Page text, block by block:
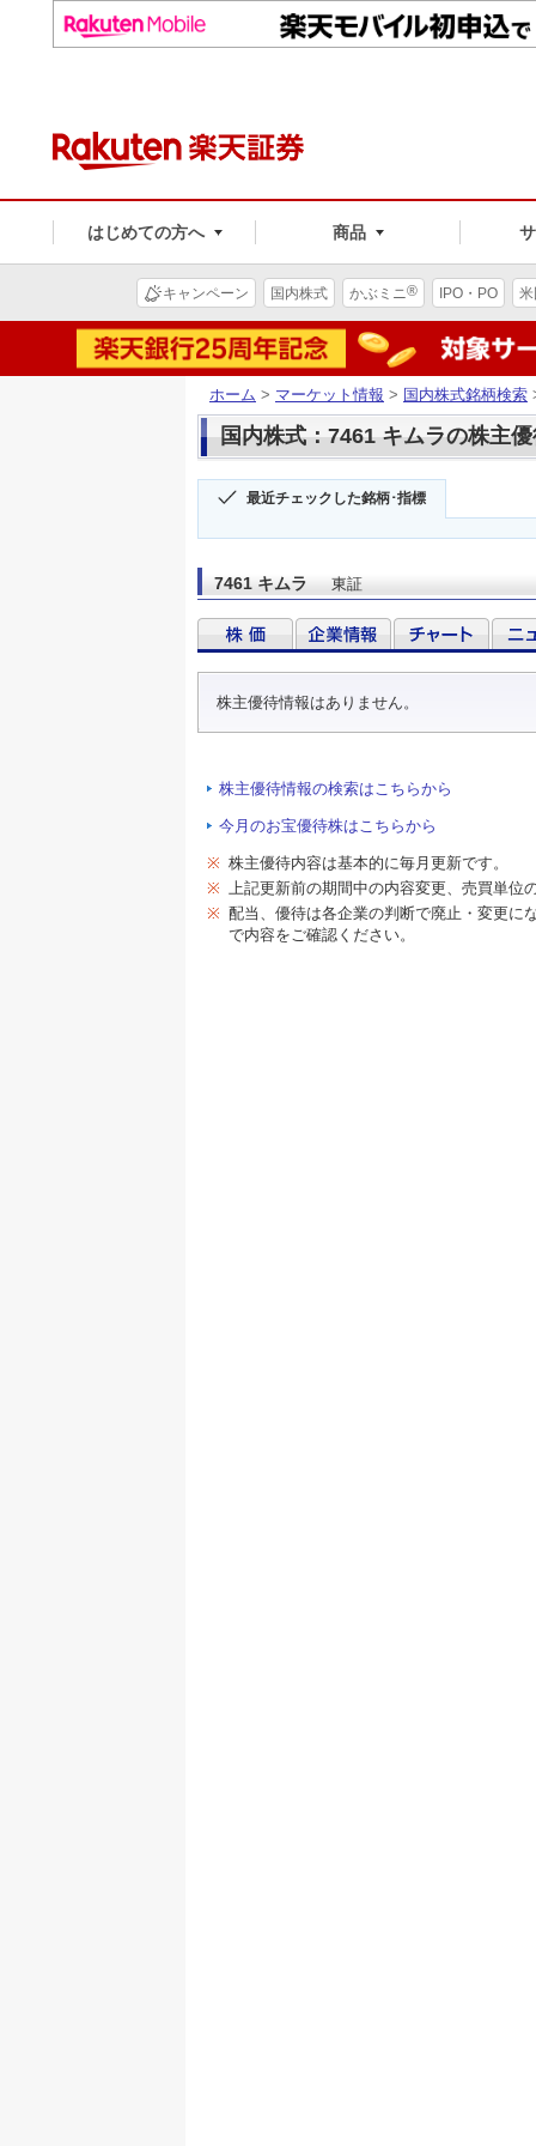
はじめての方へ 商品
キャンペーン 国内株式 かぶミニ® IPO・PO
ホーム > マーケット情報 > 国内株式銘柄検索
国内株式：7461 キムラの株主
最近チェックした銘柄･指標
7461 キムラ 東証
株主優待情報はありません。
株主優待情報の検索はこちらから
今月のお宝優待株はこちらから
※ 株主優待内容は基本的に毎月更新です。
※ 上記更新前の期間中の内容変更、売買単位
※ 配当、優待は各企業の判断で廃止・変更に
で内容をご確認ください。